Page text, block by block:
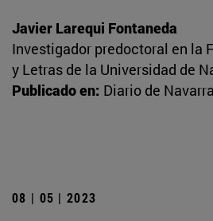
Javier Larequi Fontaneda
Investigador predoctoral en la
y Letras de la Universidad de
Publicado en: Diario de Navarra
08 | 05 | 2023